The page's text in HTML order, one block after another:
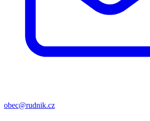
obec@rudnik.cz